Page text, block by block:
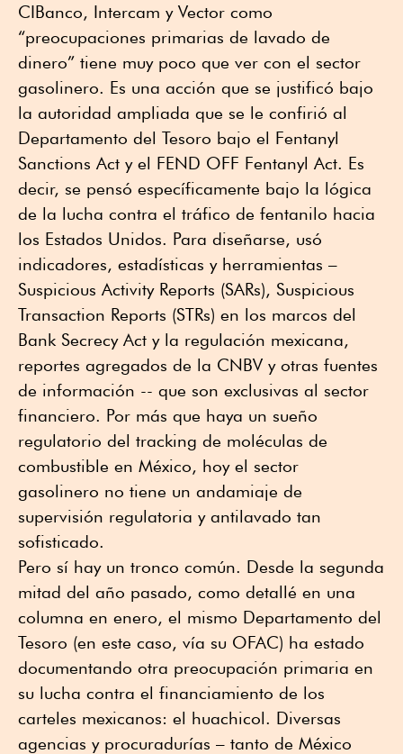
CIBanco, Intercam y Vector como
“preocupaciones primarias de lavado de
dinero” tiene muy poco que ver con el sector
gasolinero. Es una acción que se justificó bajo
la autoridad ampliada que se le confirió al
Departamento del Tesoro bajo el Fentanyl
Sanctions Act y el FEND OFF Fentanyl Act. Es
decir, se pensó específicamente bajo la lógica
de la lucha contra el tráfico de fentanilo hacia
los Estados Unidos. Para diseñarse, usó
indicadores, estadísticas y herramientas –
Suspicious Activity Reports (SARs), Suspicious
Transaction Reports (STRs) en los marcos del
Bank Secrecy Act y la regulación mexicana,
reportes agregados de la CNBV y otras fuentes
de información -- que son exclusivas al sector
financiero. Por más que haya un sueño
regulatorio del tracking de moléculas de
combustible en México, hoy el sector
gasolinero no tiene un andamiaje de
supervisión regulatoria y antilavado tan
sofisticado.
Pero sí hay un tronco común. Desde la segunda
mitad del año pasado, como detallé en una
columna en enero, el mismo Departamento del
Tesoro (en este caso, vía su OFAC) ha estado
documentando otra preocupación primaria en
su lucha contra el financiamiento de los
carteles mexicanos: el huachicol. Diversas
agencias y procuradurías – tanto de México